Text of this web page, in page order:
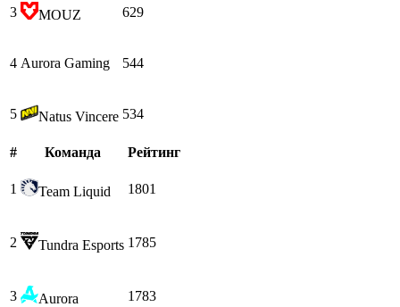
3 MOUZ 629
4 Aurora Gaming 544
5 Natus Vincere 534
# Команда Рейтинг
1 Team Liquid 1801
2 Tundra Esports 1785
3 Aurora 1783